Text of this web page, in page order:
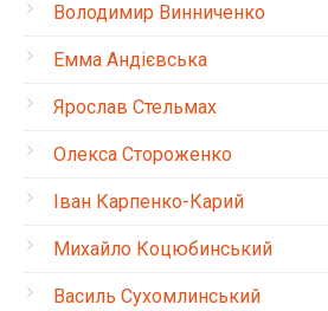
Володимир Винниченко
Емма Андієвська
Ярослав Стельмах
Олекса Стороженко
Іван Карпенко-Карий
Михайло Коцюбинський
Василь Сухомлинський